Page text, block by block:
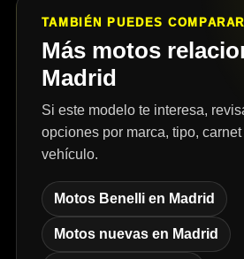
TAMBIÉN PUEDES COMPARAR
Más motos
Madrid
Si este modelo te interesa,
opciones por marca, tipo, carnet
vehículo.
Motos Benelli en Madrid
Motos nuevas en Madrid